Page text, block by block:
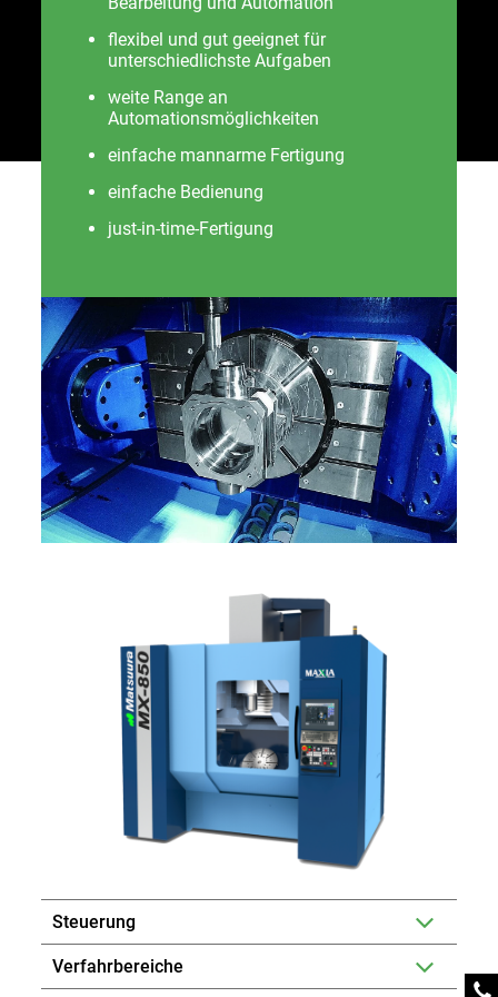
flexibel und gut geeignet für
unterschiedlichste Aufgaben
weite Range an
Automationsmöglichkeiten
einfache mannarme Fertigung
einfache Bedienung
just-in-time-Fertigung
Steuerung
Verfahrbereiche